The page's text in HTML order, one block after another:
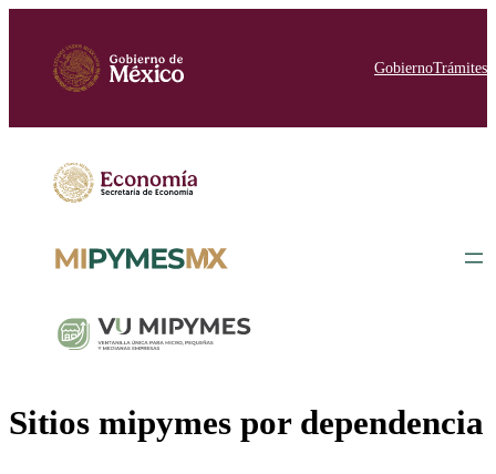
contenido
GobiernoTrámites
Sitios mipymes por dependencia